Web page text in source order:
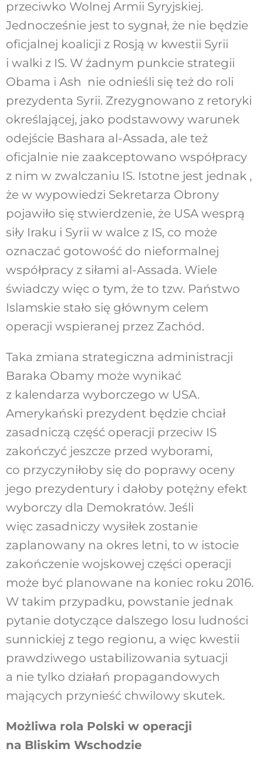
przeciwko Wolnej Armii Syryjskiej.
Jednocześnie jest to sygnał, że nie będzie
oficjalnej koalicji z Rosją w kwestii Syrii
i walki z IS. W żadnym punkcie strategii
Obama i Ash nie odnieśli się też do roli
prezydenta Syrii. Zrezygnowano z retoryki
określającej, jako podstawowy warunek
odejście Bashara al-Assada, ale też
oficjalnie nie zaakceptowano współpracy
z nim w zwalczaniu IS. Istotne jest jednak ,
że w wypowiedzi Sekretarza Obrony
pojawiło się stwierdzenie, że USA wesprą
siły Iraku i Syrii w walce z IS, co może
oznaczać gotowość do nieformalnej
współpracy z siłami al-Assada. Wiele
świadczy więc o tym, że to tzw. Państwo
Islamskie stało się głównym celem
operacji wspieranej przez Zachód.
Taka zmiana strategiczna administracji
Baraka Obamy może wynikać
z kalendarza wyborczego w USA.
Amerykański prezydent będzie chciał
zasadniczą część operacji przeciw IS
zakończyć jeszcze przed wyborami,
co przyczyniłoby się do poprawy oceny
jego prezydentury i dałoby potężny efekt
wyborczy dla Demokratów. Jeśli
więc zasadniczy wysiłek zostanie
zaplanowany na okres letni, to w istocie
zakończenie wojskowej części operacji
może być planowane na koniec roku 2016.
W takim przypadku, powstanie jednak
pytanie dotyczące dalszego losu ludności
sunnickiej z tego regionu, a więc kwestii
prawdziwego ustabilizowania sytuacji
a nie tylko działań propagandowych
mających przynieść chwilowy skutek.
Możliwa rola Polski w operacji
na Bliskim Wschodzie